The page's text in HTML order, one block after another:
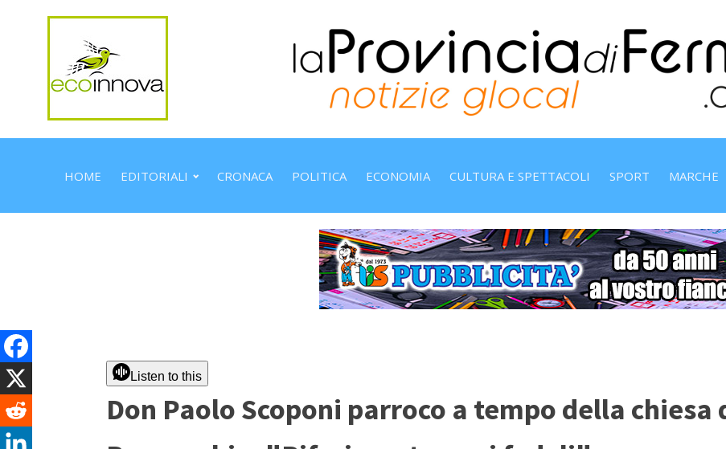
HOME EDITORIALI CRONACA POLITICA ECONOMIA CULTURA E SPETTACOLI SPORT MARCHE
Listen to this
Don Paolo Scoponi parroco a tempo della